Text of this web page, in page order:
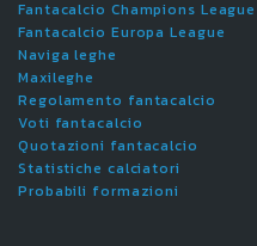
Fantacalcio Champions League
Fantacalcio Europa League
Naviga leghe
Maxileghe
Regolamento fantacalcio
Voti fantacalcio
Quotazioni fantacalcio
Statistiche calciatori
Probabili formazioni